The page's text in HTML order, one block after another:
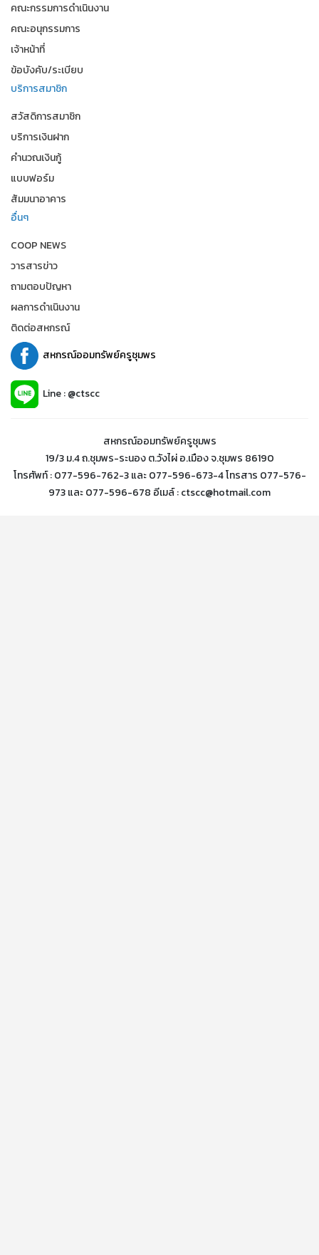
คณะกรรมการดำเนินงาน
คณะอนุกรรมการ
เจ้าหน้าที่
ข้อบังคับ/ระเบียบ
บริการสมาชิก
สวัสดิการสมาชิก
บริการเงินฝาก
คำนวณเงินกู้
แบบฟอร์ม
สัมมนาอาคาร
อื่นๆ
COOP NEWS
วารสารข่าว
ถามตอบปัญหา
ผลการดำเนินงาน
ติดต่อสหกรณ์
สหกรณ์ออมทรัพย์ครูชุมพร
Line : @ctscc
สหกรณ์ออมทรัพย์ครูชุมพร
19/3 ม.4 ถ.ชุมพร-ระนอง ต.วังไผ่ อ.เมือง จ.ชุมพร 86190
โทรศัพท์ : 077-596-762-3 และ 077-596-673-4 โทรสาร 077-576-
973 และ 077-596-678 อีเมล์ : ctscc@hotmail.com